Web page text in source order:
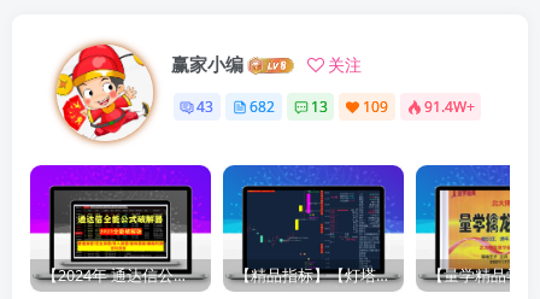
赢家小编 关注
43 682 13 109 91.4W+
【2024年 通达信公式解密器全能版】通达信指标公式密码解密器，全能版（无需卡密，不限电脑）原创独家 【精品指标】【灯塔竞价 七宝妙树 资金1号 龙年1号池】四合一完整版（众筹系列）